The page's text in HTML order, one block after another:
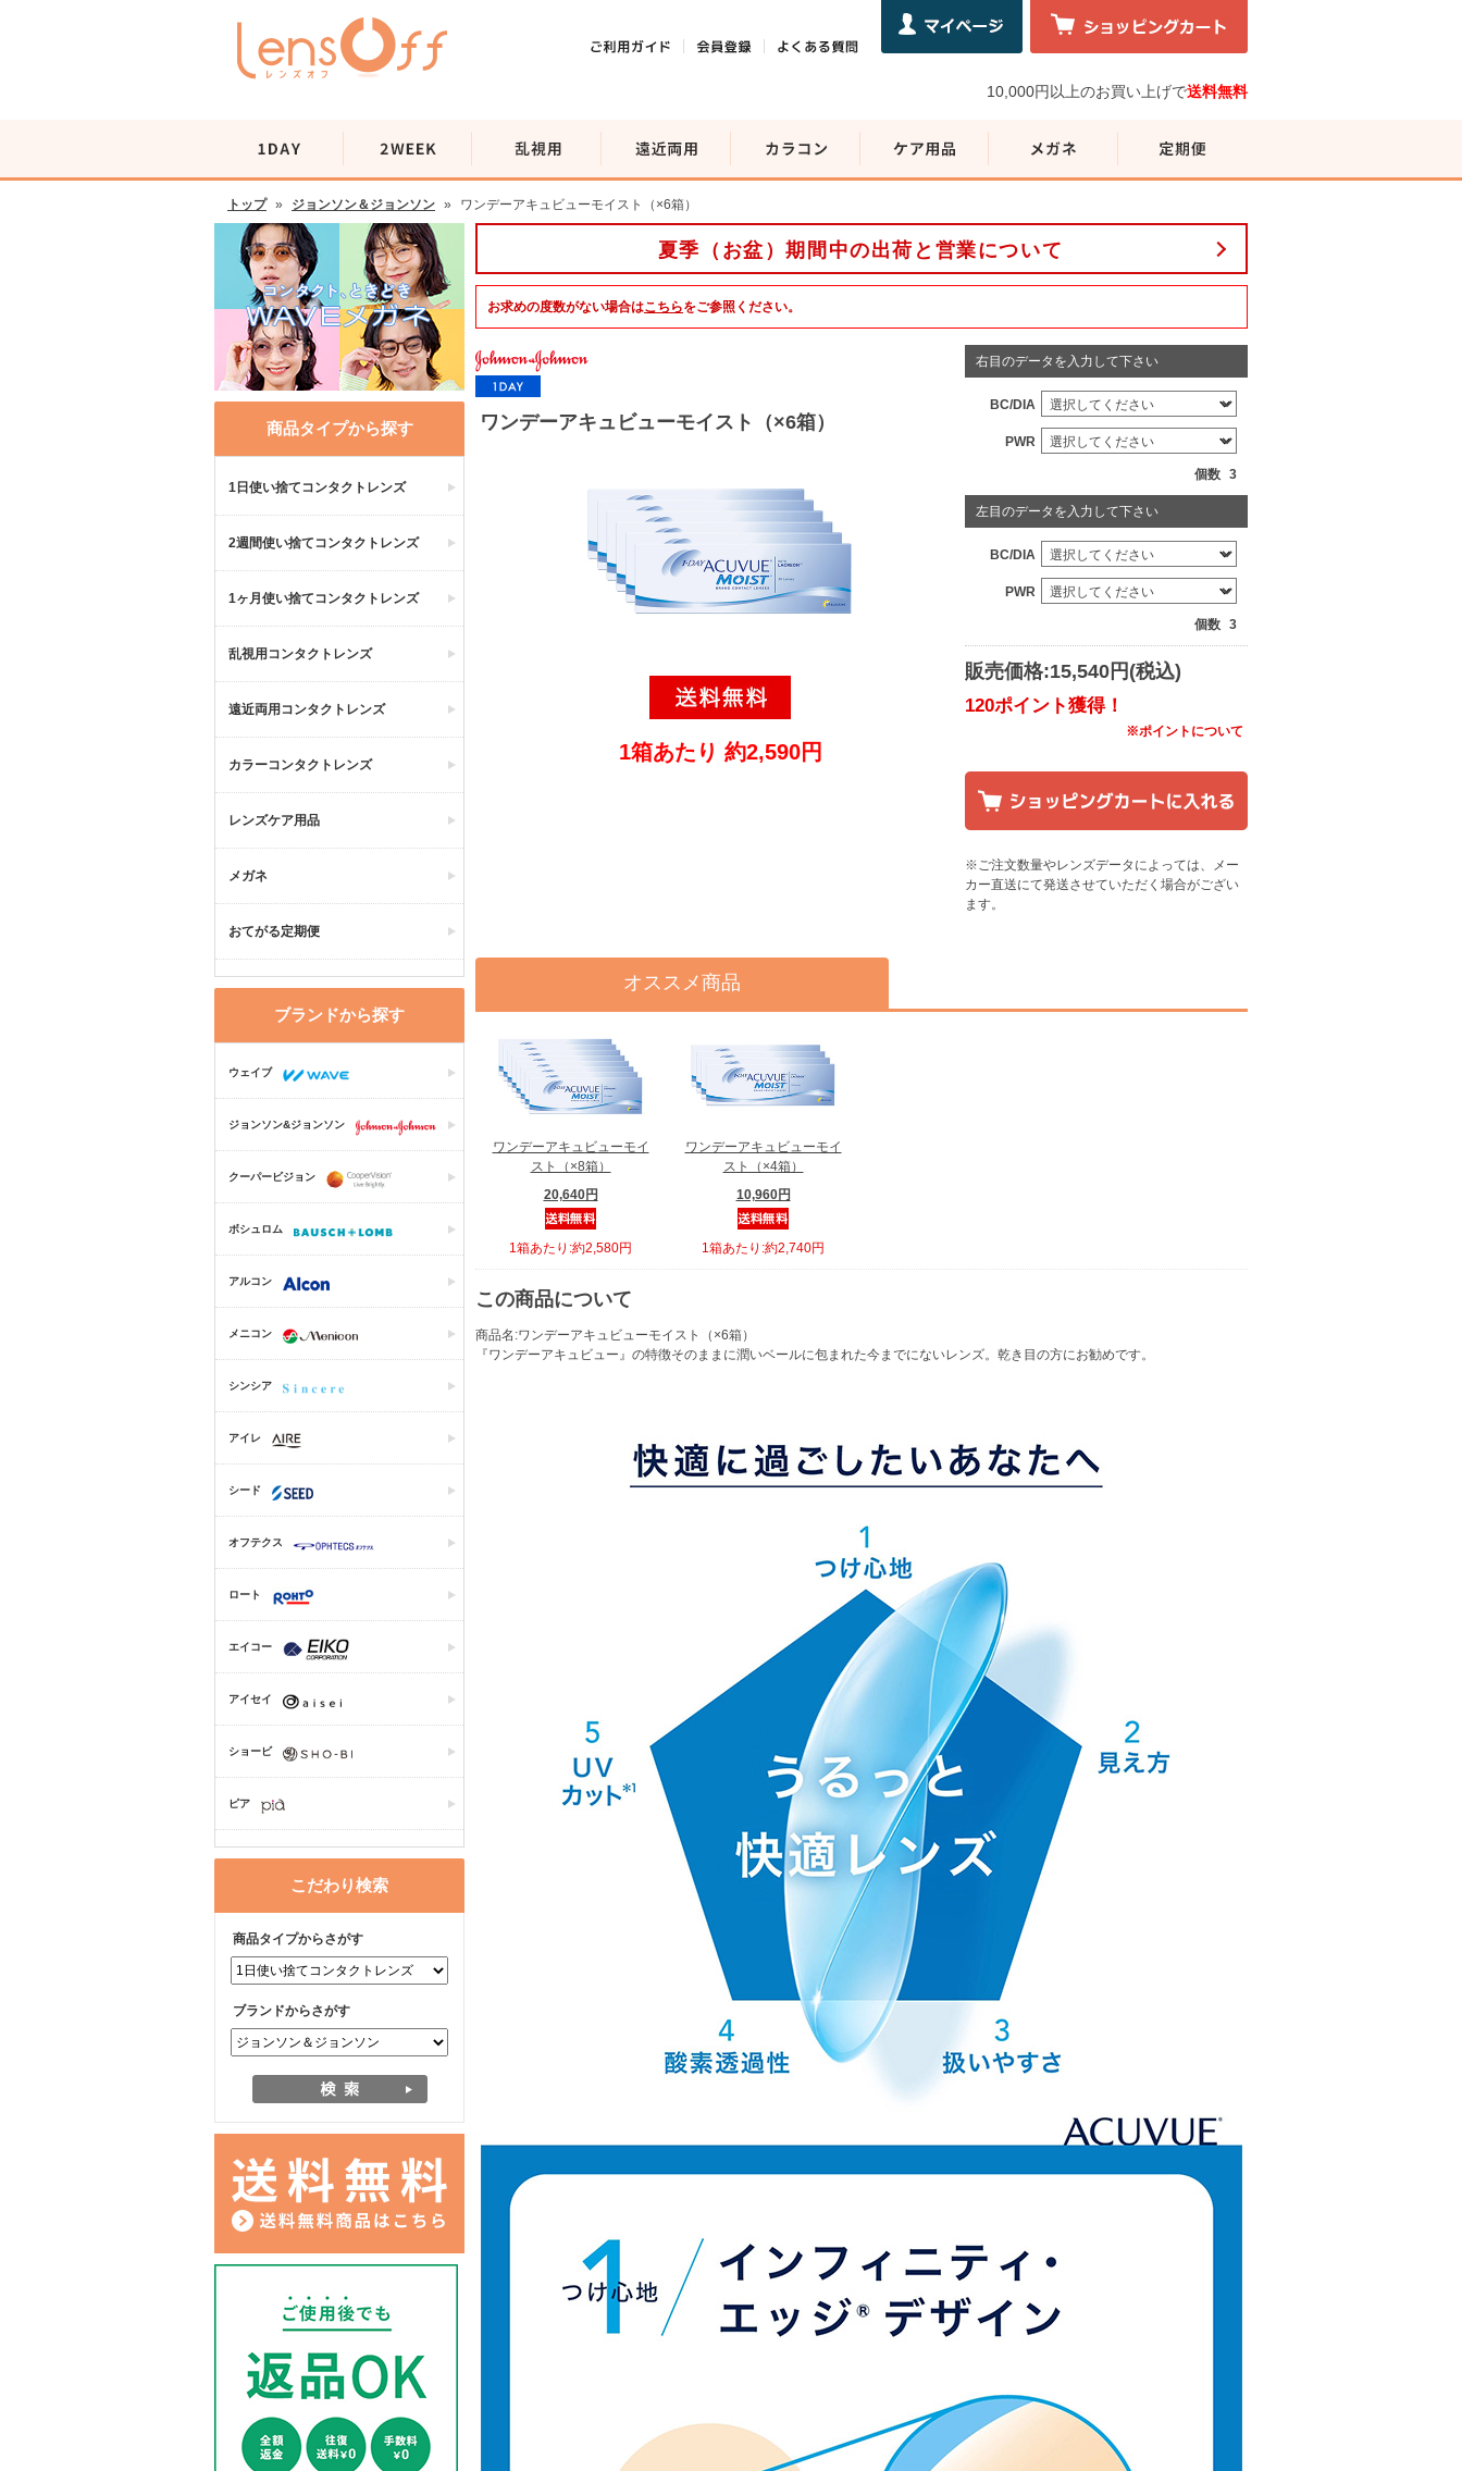
10,000円以上のお買い上げで送料無料
トップ » ジョンソン＆ジョンソン » ワンデーアキュビューモイスト（×6箱）
商品タイプから探す
1日使い捨てコンタクトレンズ
2週間使い捨てコンタクトレンズ
1ヶ月使い捨てコンタクトレンズ
乱視用コンタクトレンズ
遠近両用コンタクトレンズ
カラーコンタクトレンズ
レンズケア用品
メガネ
おてがる定期便
ブランドから探す
ウェイブ
ジョンソン&ジョンソン
クーパービジョン
ボシュロム
アルコン
メニコン
シンシア
アイレ
シード
オフテクス
ロート
エイコー
アイセイ
ショービ
ピア
こだわり検索
商品タイプからさがす
ブランドからさがす
夏季（お盆）期間中の出荷と営業について
お求めの度数がない場合はこちらをご参照ください。
ワンデーアキュビューモイスト（×6箱）
1箱あたり 約2,590円
右目のデータを入力して下さい
BC/DIA
PWR
個数 3
左目のデータを入力して下さい
BC/DIA
PWR
個数 3
販売価格:15,540円(税込)
120ポイント獲得！
※ポイントについて
※ご注文数量やレンズデータによっては、メー
カー直送にて発送させていただく場合がござい
ます。
オススメ商品
ワンデーアキュビューモイ
スト（×8箱）
20,640円
1箱あたり:約2,580円
ワンデーアキュビューモイ
スト（×4箱）
10,960円
1箱あたり:約2,740円
この商品について
商品名:ワンデーアキュビューモイスト（×6箱）
『ワンデーアキュビュー』の特徴そのままに潤いベールに包まれた今までにないレンズ。乾き目の方にお勧めです。